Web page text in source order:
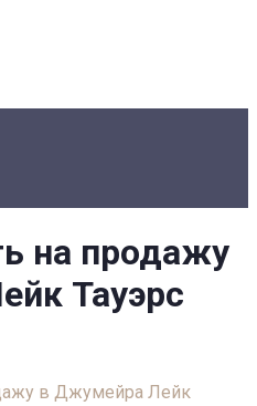
на продажу
Тауэрс
в Джумейра Лейк